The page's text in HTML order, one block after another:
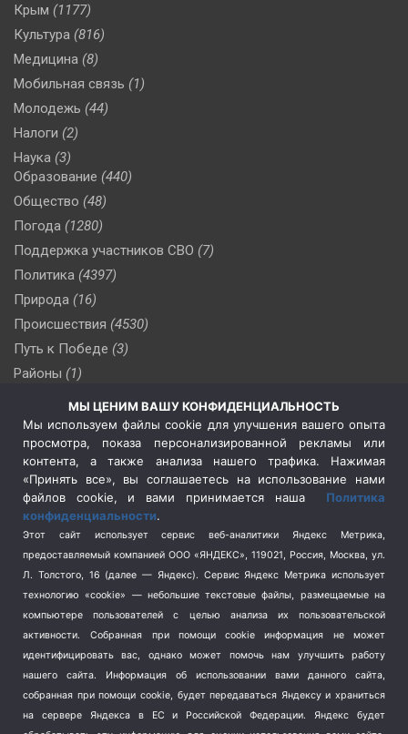
Крым (1177)
Культура (816)
Медицина (8)
Мобильная связь (1)
Молодежь (44)
Налоги (2)
Наука (3)
Образование (440)
Общество (48)
Погода (1280)
Поддержка участников СВО (7)
Политика (4397)
Природа (16)
Происшествия (4530)
Путь к Победе (3)
Районы (1)
(510)
Сельское хозяйство (3)
Социальная политика
(3)
Спецоперация в Украине
Спецоперация на Украине
(404)
Спорт (740)
Терроризм (1)
Транспорт (262)
Туризм (178)
Флот (76)
Школа и спорт (2)
Экология (8)
МЫ ЦЕНИМ ВАШУ КОНФИДЕНЦИАЛЬНОСТЬ
Мы используем файлы cookie для улучшения вашего опыта
просмотра, показа персонализированной рекламы или
контента, а также анализа нашего трафика. Нажимая
«Принять все», вы соглашаетесь на использование нами
файлов cookie, и вами принимается наша Политика
конфиденциальности.
Этот сайт использует сервис веб-аналитики Яндекс Метрика,
предоставляемый компанией ООО «ЯНДЕКС», 119021, Россия, Москва, ул.
Л. Толстого, 16 (далее — Яндекс). Сервис Яндекс Метрика использует
технологию «cookie» — небольшие текстовые файлы, размещаемые на
компьютере пользователей с целью анализа их пользовательской
активности.
Собранная при помощи cookie информация не может
идентифицировать вас, однако может помочь нам улучшить работу
нашего сайта. Информация об использовании вами данного сайта,
собранная при помощи cookie, будет передаваться Яндексу и храниться
на сервере Яндекса в ЕС и Российской Федерации. Яндекс будет